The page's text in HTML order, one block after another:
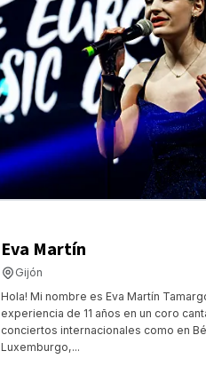
Eva Martín
Gijón
Hola! Mi nombre es Eva Martín
experiencia de 11 años en un coro
conciertos internacionales como en
Luxemburgo,...